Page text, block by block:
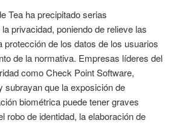
Tea ha precipitado serias
privacidad, poniendo de relieve las
protección de los datos de los usuarios
de la normativa. Empresas líderes del
como Check Point Software,
subrayan que la exposición de
biométrica puede tener graves
robo de identidad, la elaboración de